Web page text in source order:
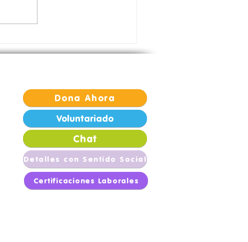
Tulas Llenas 💙
Dona Ahora
Voluntariado
Chat
Detalles con Sentido Social
Certificaciones Laborales